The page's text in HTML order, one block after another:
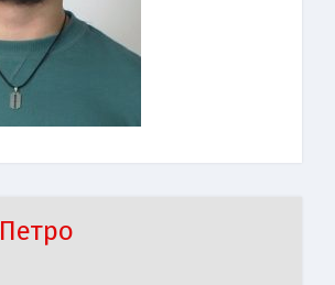
Петро